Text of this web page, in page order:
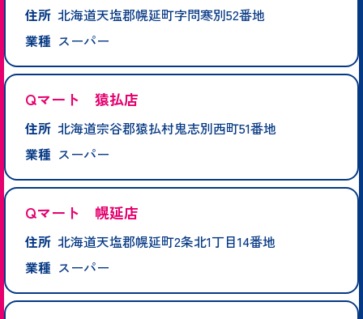
住所 北海道天塩郡幌延町字問寒別52番地
業種 スーパー
Qマート 猿払店
住所 北海道宗谷郡猿払村鬼志別西町51番地
業種 スーパー
Qマート 幌延店
住所 北海道天塩郡幌延町2条北1丁目14番地
業種 スーパー